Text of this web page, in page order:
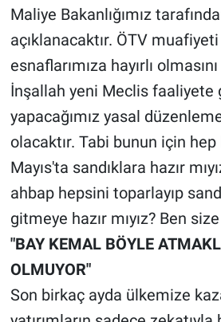
Maliye Bakanlığımız
açıklanacaktır. ÖTV
esnaflarımıza hayırlı
İnşallah yeni Meclis faaliyete
yapacağımız yasal
olacaktır. Tabi bunun için
Mayıs'ta sandıklara hazır
ahbap hepsini toparlayıp
gitmeye hazır mıyız? Ben
"BAY KEMAL BÖYLE
OLMUYOR"
Son birkaç ayda ülkemize